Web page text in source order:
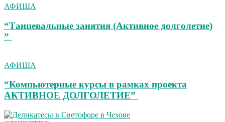
АФИША
“Танцевальные занятия (Активное долголетие)
”
АФИША
“Компьютерные курсы в рамках проекта
АКТИВНОЕ ДОЛГОЛЕТИЕ”